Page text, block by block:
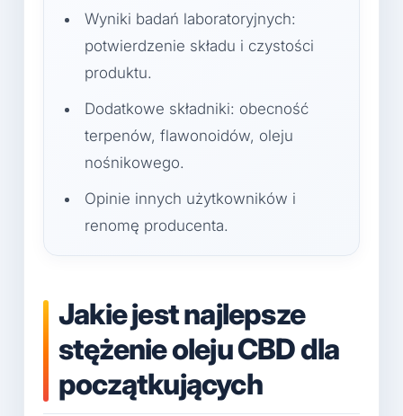
Wyniki badań laboratoryjnych:
potwierdzenie składu i czystości
produktu.
Dodatkowe składniki: obecność
terpenów, flawonoidów, oleju
nośnikowego.
Opinie innych użytkowników i
renomę producenta.
Jakie jest najlepsze
stężenie oleju CBD dla
początkujących